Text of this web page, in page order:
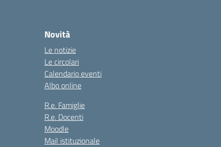
Novità
Le notizie
Le circolari
Calendario eventi
Albo online
R.e. Famiglie
R.e. Docenti
Moodle
Mail istituzionale